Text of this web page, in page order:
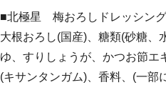
■北極星 梅おろしドレッシング
大根おろし(国産)、糖類(砂糖、
ゆ、すりしょうが、かつお節エ
(キサンタンガム)、香料、(一部